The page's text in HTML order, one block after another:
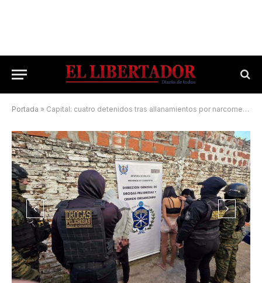
Portada » Capital: cuatro detenidos tras allanamientos por narcomenudeo